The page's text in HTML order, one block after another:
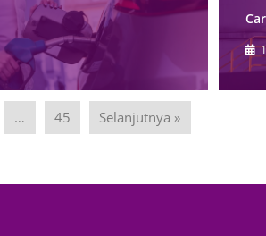
… 45 Selanjutnya »